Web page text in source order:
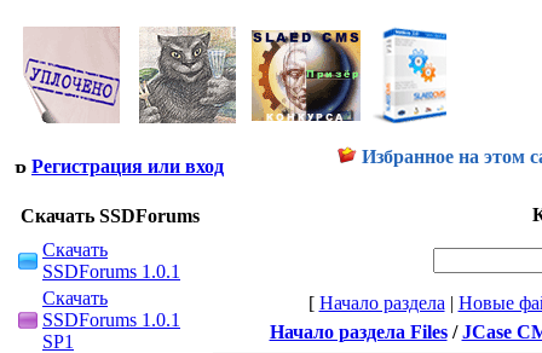
Регистрация или вход Избранное на этом
Скачать SSDForums
Скачать
SSDForums 1.0.1
Скачать
SSDForums 1.0.1
SP1
[ Начало раздела | Новые
Начало раздела Files/JCase